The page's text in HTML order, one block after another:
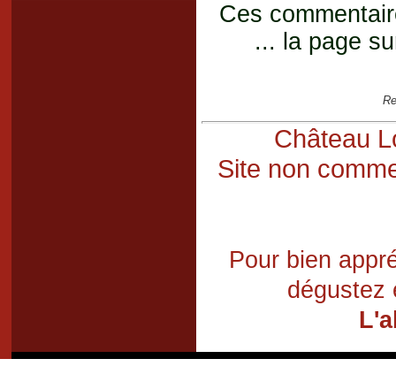
Ces
... la page
Château
Site non
Pour bien
dégustez